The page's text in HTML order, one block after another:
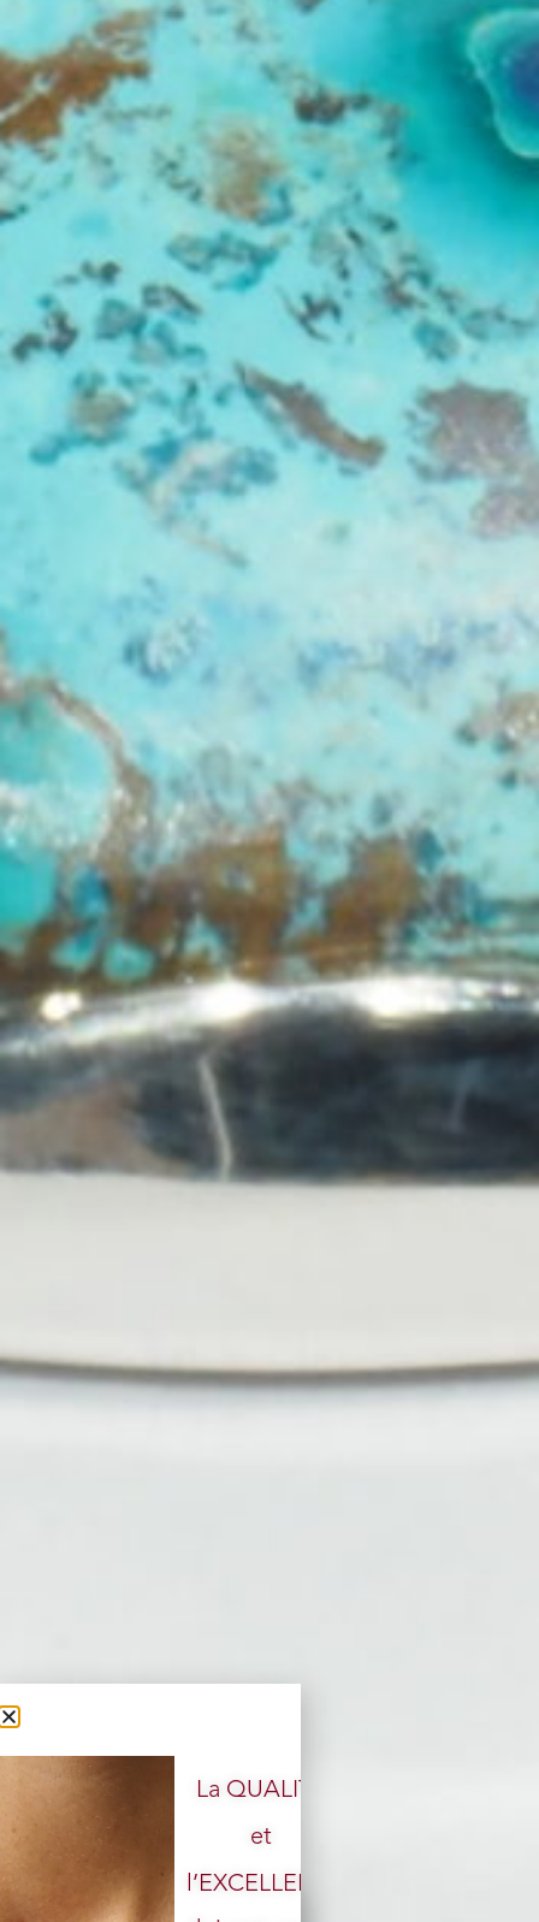
La QUALITÉ
et
l’EXCELLENCE